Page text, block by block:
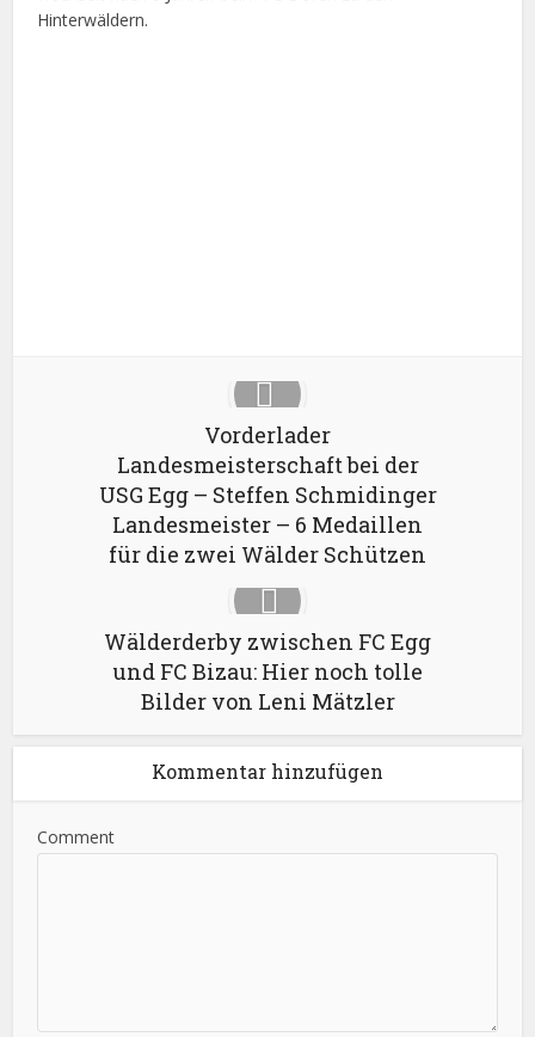
Hinterwäldern.
Vorderlader
Landesmeisterschaft bei der
USG Egg – Steffen Schmidinger
Landesmeister – 6 Medaillen
für die zwei Wälder Schützen
Wälderderby zwischen FC Egg
und FC Bizau: Hier noch tolle
Bilder von Leni Mätzler
Kommentar hinzufügen
Comment